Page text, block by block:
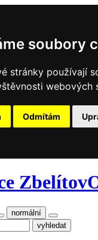
soubory
stránky používají
webových
Odmítám
normální